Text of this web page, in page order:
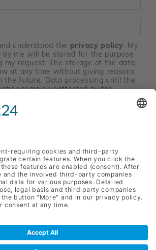
understood the privacy policy. My
by me will be stored for the purpose
my request. The storage of the data,
at any time without giving reasons
the future. Data processing until the
remain unaffected by the
SANLAS Holding
Parkstraße 11
8010 Graz
+43 (0) 3133 / 2274 - 9110
office@sanlas.at
Press
privacy policy
Reporting of tips